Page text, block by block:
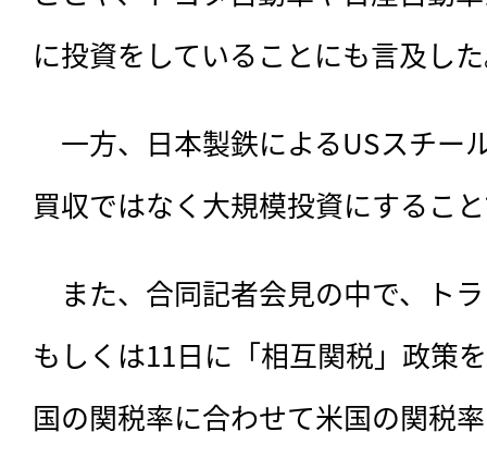
に投資をしていることにも言及し
一方、日本製鉄によるUSスチー
買収ではなく大規模投資にするこ
また、合同記者会見の中で、ト
もしくは11日に「相互関税」政策
国の関税率に合わせて米国の関税